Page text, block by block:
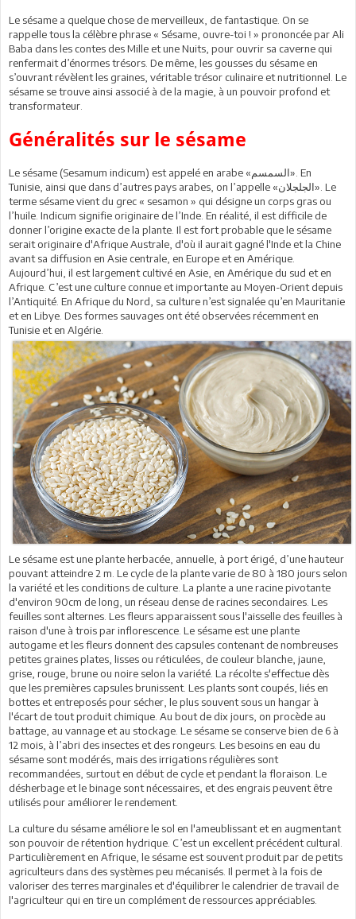
Le sésame a quelque chose de merveilleux, de fantastique. On se
rappelle tous la célèbre phrase « Sésame, ouvre-toi ! » prononcée par Ali
Baba dans les contes des Mille et une Nuits, pour ouvrir sa caverne qui
renfermait d’énormes trésors. De même, les gousses du sésame en
s’ouvrant révèlent les graines, véritable trésor culinaire et nutritionnel. Le
sésame se trouve ainsi associé à de la magie, à un pouvoir profond et
transformateur.
Généralités sur le sésame
Le sésame (Sesamum indicum) est appelé en arabe «السمسم». En
Tunisie, ainsi que dans d’autres pays arabes, on l’appelle «الجلجلان». Le
terme sésame vient du grec « sesamon » qui désigne un corps gras ou
l’huile. Indicum signifie originaire de l’Inde. En réalité, il est difficile de
donner l’origine exacte de la plante. Il est fort probable que le sésame
serait originaire d'Afrique Australe, d'où il aurait gagné l'Inde et la Chine
avant sa diffusion en Asie centrale, en Europe et en Amérique.
Aujourd’hui, il est largement cultivé en Asie, en Amérique du sud et en
Afrique. C’est une culture connue et importante au Moyen-Orient depuis
l’Antiquité. En Afrique du Nord, sa culture n’est signalée qu’en Mauritanie
et en Libye. Des formes sauvages ont été observées récemment en
Tunisie et en Algérie.
Le sésame est une plante herbacée, annuelle, à port érigé, d’une hauteur
pouvant atteindre 2 m. Le cycle de la plante varie de 80 à 180 jours selon
la variété et les conditions de culture. La plante a une racine pivotante
d'environ 90cm de long, un réseau dense de racines secondaires. Les
feuilles sont alternes. Les fleurs apparaissent sous l'aisselle des feuilles à
raison d'une à trois par inflorescence. Le sésame est une plante
autogame et les fleurs donnent des capsules contenant de nombreuses
petites graines plates, lisses ou réticulées, de couleur blanche, jaune,
grise, rouge, brune ou noire selon la variété. La récolte s'effectue dès
que les premières capsules brunissent. Les plants sont coupés, liés en
bottes et entreposés pour sécher, le plus souvent sous un hangar à
l'écart de tout produit chimique. Au bout de dix jours, on procède au
battage, au vannage et au stockage. Le sésame se conserve bien de 6 à
12 mois, à l’abri des insectes et des rongeurs. Les besoins en eau du
sésame sont modérés, mais des irrigations régulières sont
recommandées, surtout en début de cycle et pendant la floraison. Le
désherbage et le binage sont nécessaires, et des engrais peuvent être
utilisés pour améliorer le rendement.
La culture du sésame améliore le sol en l'ameublissant et en augmentant
son pouvoir de rétention hydrique. C’est un excellent précédent cultural.
Particulièrement en Afrique, le sésame est souvent produit par de petits
agriculteurs dans des systèmes peu mécanisés. Il permet à la fois de
valoriser des terres marginales et d'équilibrer le calendrier de travail de
l'agriculteur qui en tire un complément de ressources appréciables.